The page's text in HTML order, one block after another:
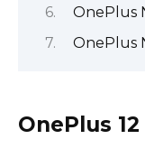
OnePlus
OnePlus
OnePlus 12